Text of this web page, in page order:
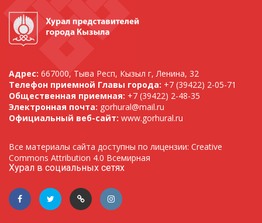
Адрес: 667000, Тыва Респ, Кызыл г, Ленина, 32
Телефон приемной Главы города: +7 (39422) 2-05-71
Общественная приемная: +7 (39422) 2-48-35
Электронная почта: gorhural@mail.ru
Официальный веб-сайт: www.gorhural.ru
Все материалы сайта доступны по лицензии: Creative
Commons Attribution 4.0 Всемирная
Хурал в социальных сетях